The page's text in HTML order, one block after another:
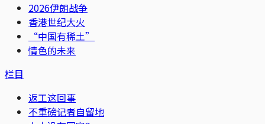
2026伊朗战争
香港世纪大火
“中国有稀土”
情色的未来
栏目
返工这回事
不重磅记者自留地